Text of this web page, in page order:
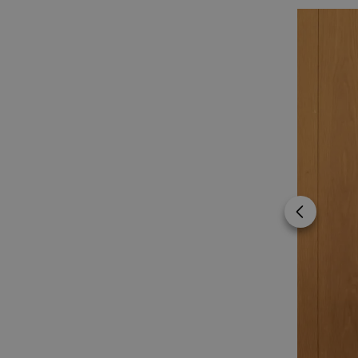
Previous
_hjSessionUser_1328012
mTrackingTimeOnSite